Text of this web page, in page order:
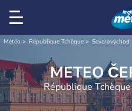
Météo République Tchèque Severovýchod
République